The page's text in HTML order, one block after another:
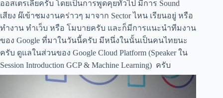
ออสเตรเลียครับ โดยเป็นการพูดคุยทั่วไป มีการ Sound
เสียง ผ๊เข้าชมงานคร่าวๆ มาจาก Sector ไหน เรียนอยู่ หรือ
ทำงาน ทำเว็บ หรือ โมบายครับ และก็มีการแนะนำทีมงาน
ของ Google ที่มาในวันนี้ครับ มีหนึ่งในนั้นเป็นคนไทยนะ
ครับ ดูแลในส่วนของ Google Cloud Platform (Speaker ใน
Session Introduction GCP & Machine Learning) ครับ